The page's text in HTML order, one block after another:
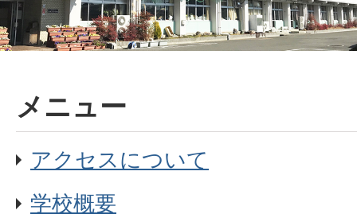
メニュー
アクセスについて
学校概要